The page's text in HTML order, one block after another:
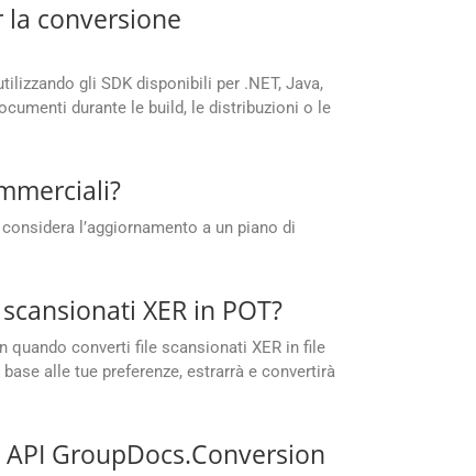
la conversione
gli SDK disponibili per .NET, Java,
durante le build, le distribuzioni o le
l’aggiornamento a un piano di
XER in POT?
quando converti file scansionati XER in file
alle tue preferenze, estrarrà e convertirà
GroupDocs.Conversion